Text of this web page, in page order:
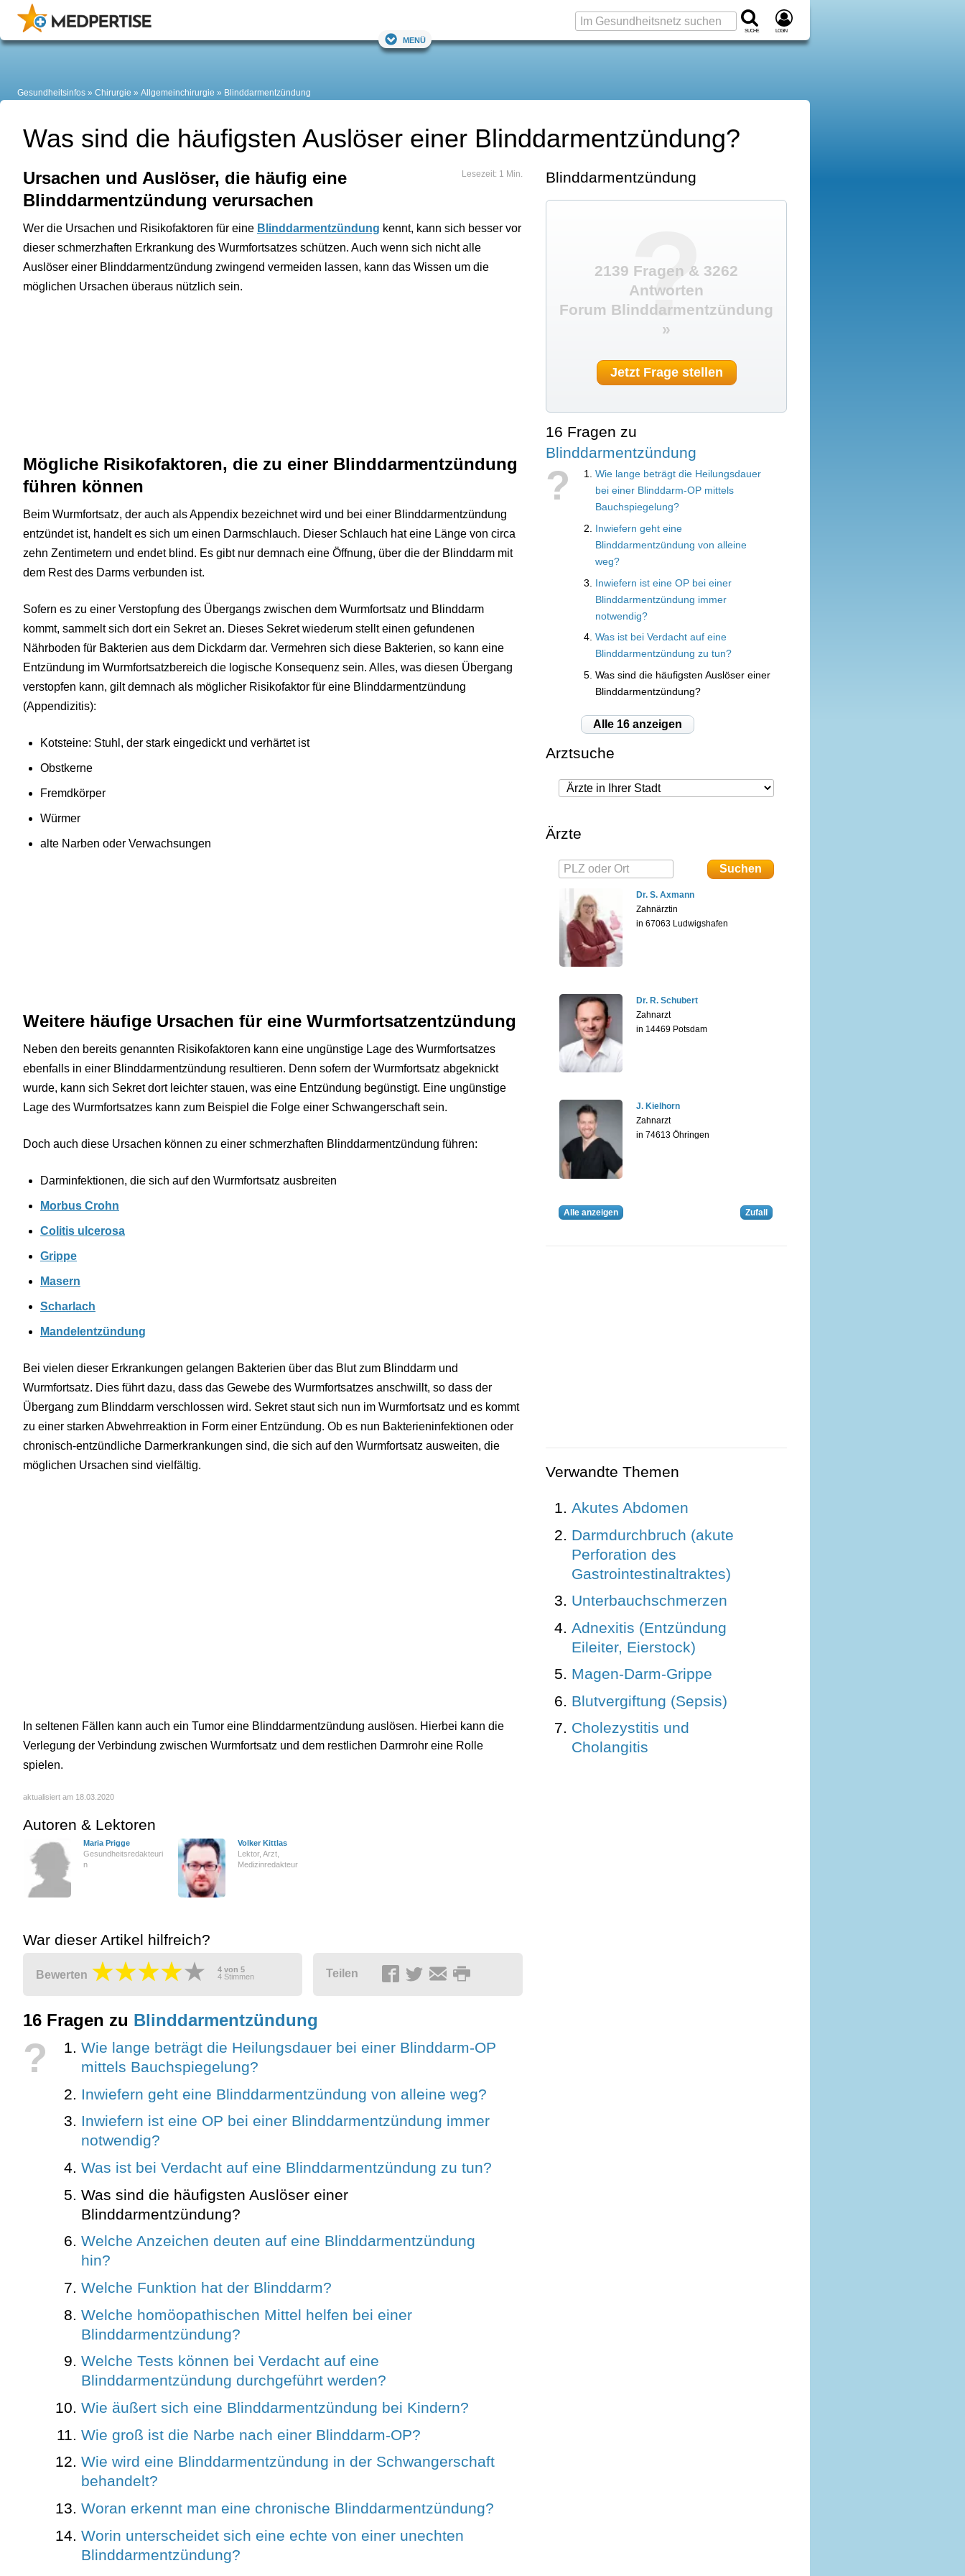
Suche Login
Menü
Gesundheitsinfos Chirurgie Allgemeinchirurgie Blinddarmentzündung
Was sind die häufigsten Auslöser einer Blinddarmentzündung?
Lesezeit: 1 Min.
Ursachen und Auslöser, die häufig eine
Blinddarmentzündung verursachen
Wer die Ursachen und Risikofaktoren für eine Blinddarmentzündung kennt, kann sich besser vor
dieser schmerzhaften Erkrankung des Wurmfortsatzes schützen. Auch wenn sich nicht alle
Auslöser einer Blinddarmentzündung zwingend vermeiden lassen, kann das Wissen um die
möglichen Ursachen überaus nützlich sein.
Mögliche Risikofaktoren, die zu einer Blinddarmentzündung
führen können
Beim Wurmfortsatz, der auch als Appendix bezeichnet wird und bei einer Blinddarmentzündung
entzündet ist, handelt es sich um einen Darmschlauch. Dieser Schlauch hat eine Länge von circa
zehn Zentimetern und endet blind. Es gibt nur demnach eine Öffnung, über die der Blinddarm mit
dem Rest des Darms verbunden ist.
Sofern es zu einer Verstopfung des Übergangs zwischen dem Wurmfortsatz und Blinddarm
kommt, sammelt sich dort ein Sekret an. Dieses Sekret wiederum stellt einen gefundenen
Nährboden für Bakterien aus dem Dickdarm dar. Vermehren sich diese Bakterien, so kann eine
Entzündung im Wurmfortsatzbereich die logische Konsequenz sein. Alles, was diesen Übergang
verstopfen kann, gilt demnach als möglicher Risikofaktor für eine Blinddarmentzündung
(Appendizitis):
Kotsteine: Stuhl, der stark eingedickt und verhärtet ist
Obstkerne
Fremdkörper
Würmer
alte Narben oder Verwachsungen
Weitere häufige Ursachen für eine Wurmfortsatzentzündung
Neben den bereits genannten Risikofaktoren kann eine ungünstige Lage des Wurmfortsatzes
ebenfalls in einer Blinddarmentzündung resultieren. Denn sofern der Wurmfortsatz abgeknickt
wurde, kann sich Sekret dort leichter stauen, was eine Entzündung begünstigt. Eine ungünstige
Lage des Wurmfortsatzes kann zum Beispiel die Folge einer Schwangerschaft sein.
Doch auch diese Ursachen können zu einer schmerzhaften Blinddarmentzündung führen:
Darminfektionen, die sich auf den Wurmfortsatz ausbreiten
Morbus Crohn
Colitis ulcerosa
Grippe
Masern
Scharlach
Mandelentzündung
Bei vielen dieser Erkrankungen gelangen Bakterien über das Blut zum Blinddarm und
Wurmfortsatz. Dies führt dazu, dass das Gewebe des Wurmfortsatzes anschwillt, so dass der
Übergang zum Blinddarm verschlossen wird. Sekret staut sich nun im Wurmfortsatz und es kommt
zu einer starken Abwehrreaktion in Form einer Entzündung. Ob es nun Bakterieninfektionen oder
chronisch-entzündliche Darmerkrankungen sind, die sich auf den Wurmfortsatz ausweiten, die
möglichen Ursachen sind vielfältig.
In seltenen Fällen kann auch ein Tumor eine Blinddarmentzündung auslösen. Hierbei kann die
Verlegung der Verbindung zwischen Wurmfortsatz und dem restlichen Darmrohr eine Rolle
spielen.
aktualisiert am 18.03.2020
Autoren & Lektoren
Maria Prigge
Gesundheitsredakteuri
n
Volker Kittlas
Lektor, Arzt,
Medizinredakteur
War dieser Artikel hilfreich?
Bewerten 4 von 5
4 Stimmen Teilen
16 Fragen zu Blinddarmentzündung
?
Wie lange beträgt die Heilungsdauer bei einer Blinddarm-OP
mittels Bauchspiegelung?
Inwiefern geht eine Blinddarmentzündung von alleine weg?
Inwiefern ist eine OP bei einer Blinddarmentzündung immer
notwendig?
Was ist bei Verdacht auf eine Blinddarmentzündung zu tun?
Was sind die häufigsten Auslöser einer
Blinddarmentzündung?
Welche Anzeichen deuten auf eine Blinddarmentzündung
hin?
Welche Funktion hat der Blinddarm?
Welche homöopathischen Mittel helfen bei einer
Blinddarmentzündung?
Welche Tests können bei Verdacht auf eine
Blinddarmentzündung durchgeführt werden?
Wie äußert sich eine Blinddarmentzündung bei Kindern?
Wie groß ist die Narbe nach einer Blinddarm-OP?
Wie wird eine Blinddarmentzündung in der Schwangerschaft
behandelt?
Woran erkennt man eine chronische Blinddarmentzündung?
Worin unterscheidet sich eine echte von einer unechten
Blinddarmentzündung?
Blinddarmentzündung
?
2139 Fragen & 3262
Antworten
Forum Blinddarmentzündung
»
Jetzt Frage stellen
16 Fragen zu
Blinddarmentzündung
?
Wie lange beträgt die Heilungsdauer
bei einer Blinddarm-OP mittels
Bauchspiegelung?
Inwiefern geht eine
Blinddarmentzündung von alleine
weg?
Inwiefern ist eine OP bei einer
Blinddarmentzündung immer
notwendig?
Was ist bei Verdacht auf eine
Blinddarmentzündung zu tun?
Was sind die häufigsten Auslöser einer
Blinddarmentzündung?
Alle 16 anzeigen
Arztsuche
Ärzte
Dr. S. Axmann
Zahnärztin
in 67063 Ludwigshafen
Dr. R. Schubert
Zahnarzt
in 14469 Potsdam
J. Kielhorn
Zahnarzt
in 74613 Öhringen
Alle anzeigen Zufall
Verwandte Themen
Akutes Abdomen
Darmdurchbruch (akute
Perforation des
Gastrointestinaltraktes)
Unterbauchschmerzen
Adnexitis (Entzündung
Eileiter, Eierstock)
Magen-Darm-Grippe
Blutvergiftung (Sepsis)
Cholezystitis und
Cholangitis